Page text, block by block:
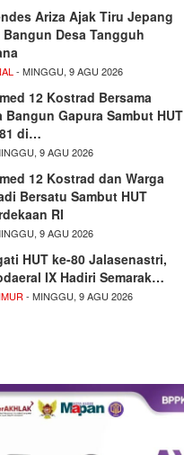
Ariza Ajak Tiru Jepang
Desa Tangguh
- MINGGU, 9 AGU 2026
12 Kostrad Bersama
Bangun Gapura Sambut HUT
di…
9 AGU 2026
12 Kostrad dan Warga
Bersatu Sambut HUT
RI
9 AGU 2026
HUT ke-80 Jalasenastri,
IX Hadiri Semarak…
- MINGGU, 9 AGU 2026